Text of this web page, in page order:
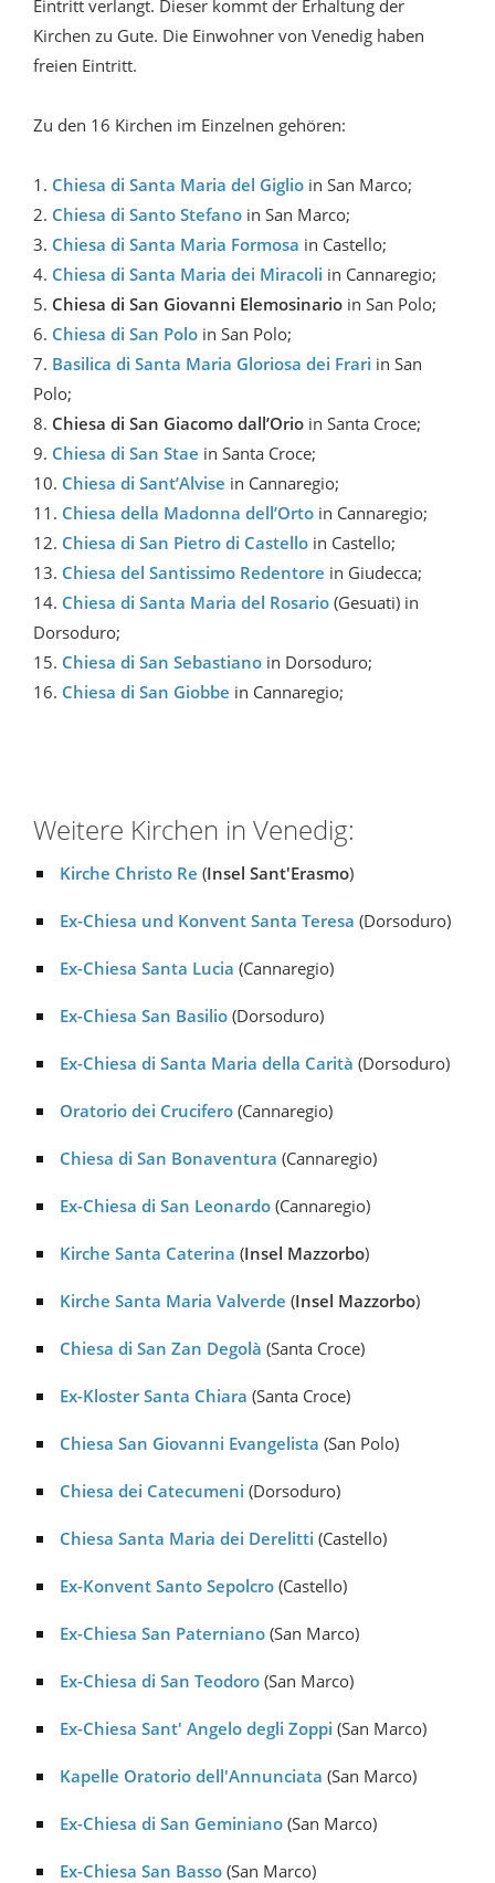
Eintritt verlangt. Dieser kommt der Erhaltung der
Kirchen zu Gute. Die Einwohner von Venedig haben
freien Eintritt.
Zu den 16 Kirchen im Einzelnen gehören:
1. Chiesa di Santa Maria del Giglio in San Marco;
2. Chiesa di Santo Stefano in San Marco;
3. Chiesa di Santa Maria Formosa in Castello;
4. Chiesa di Santa Maria dei Miracoli in Cannaregio;
5. Chiesa di San Giovanni Elemosinario in San Polo;
6. Chiesa di San Polo in San Polo;
7. Basilica di Santa Maria Gloriosa dei Frari in San
Polo;
8. Chiesa di San Giacomo dall’Orio in Santa Croce;
9. Chiesa di San Stae in Santa Croce;
10. Chiesa di Sant’Alvise in Cannaregio;
11. Chiesa della Madonna dell’Orto in Cannaregio;
12. Chiesa di San Pietro di Castello in Castello;
13. Chiesa del Santissimo Redentore in Giudecca;
14. Chiesa di Santa Maria del Rosario (Gesuati) in
Dorsoduro;
15. Chiesa di San Sebastiano in Dorsoduro;
16. Chiesa di San Giobbe in Cannaregio;
Weitere Kirchen in Venedig:
Kirche Christo Re (Insel Sant'Erasmo)
Ex-Chiesa und Konvent Santa Teresa (Dorsoduro)
Ex-Chiesa Santa Lucia (Cannaregio)
Ex-Chiesa San Basilio (Dorsoduro)
Ex-Chiesa di Santa Maria della Carità (Dorsoduro)
Oratorio dei Crucifero (Cannaregio)
Chiesa di San Bonaventura (Cannaregio)
Ex-Chiesa di San Leonardo (Cannaregio)
Kirche Santa Caterina (Insel Mazzorbo)
Kirche Santa Maria Valverde (Insel Mazzorbo)
Chiesa di San Zan Degolà (Santa Croce)
Ex-Kloster Santa Chiara (Santa Croce)
Chiesa San Giovanni Evangelista (San Polo)
Chiesa dei Catecumeni (Dorsoduro)
Chiesa Santa Maria dei Derelitti (Castello)
Ex-Konvent Santo Sepolcro (Castello)
Ex-Chiesa San Paterniano (San Marco)
Ex-Chiesa di San Teodoro (San Marco)
Ex-Chiesa Sant' Angelo degli Zoppi (San Marco)
Kapelle Oratorio dell'Annunciata (San Marco)
Ex-Chiesa di San Geminiano (San Marco)
Ex-Chiesa San Basso (San Marco)